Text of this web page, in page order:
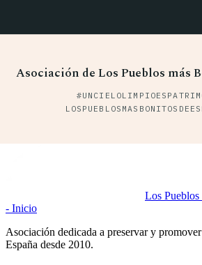
Asociación de Los Pueblos más
Los
- Inicio
Asociación dedicada a preservar y
España desde 2010.